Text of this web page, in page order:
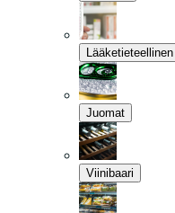
Lääketieteellinen
Juomat
Viinibaari